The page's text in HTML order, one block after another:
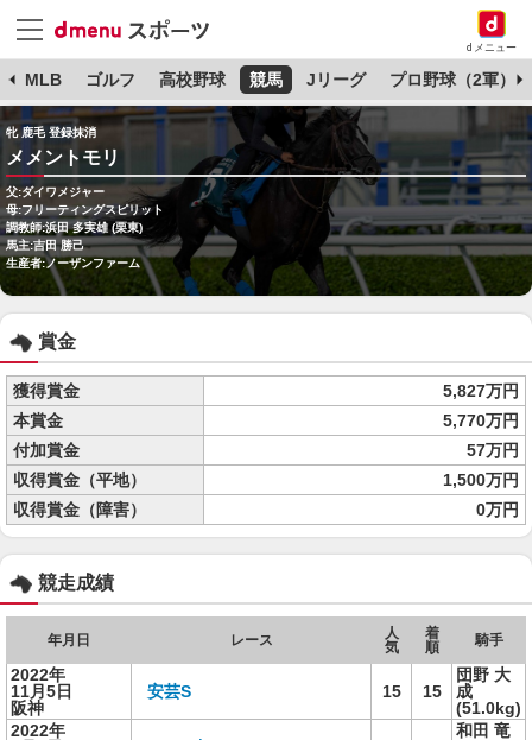
dメニュー
MLB ゴルフ 高校野球 競馬 Jリーグ プロ野球（2軍）
牝 鹿毛 登録抹消
メメントモリ
父:ダイワメジャー
母:フリーティングスピリット
調教師:浜田 多実雄 (栗東)
馬主:吉田 勝己
生産者:ノーザンファーム
賞金
獲得賞金
5,827万円
本賞金
5,770万円
付加賞金
57万円
収得賞金（平地）
1,500万円
収得賞金（障害）
0万円
競走成績
年月日 レース
人
気
着
順
騎手
2022年
11月5日
阪神
安芸S 15 15
団野 大
成
(51.0kg)
2022年
和田 竜